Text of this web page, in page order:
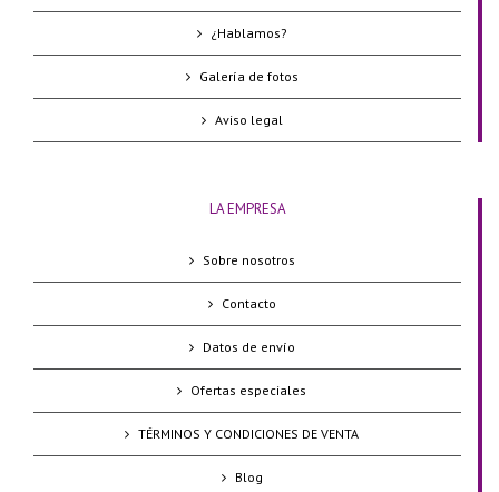
¿Hablamos?
Galería de fotos
Aviso legal
LA EMPRESA
Sobre nosotros
Contacto
Datos de envío
Ofertas especiales
TÉRMINOS Y CONDICIONES DE VENTA
Blog